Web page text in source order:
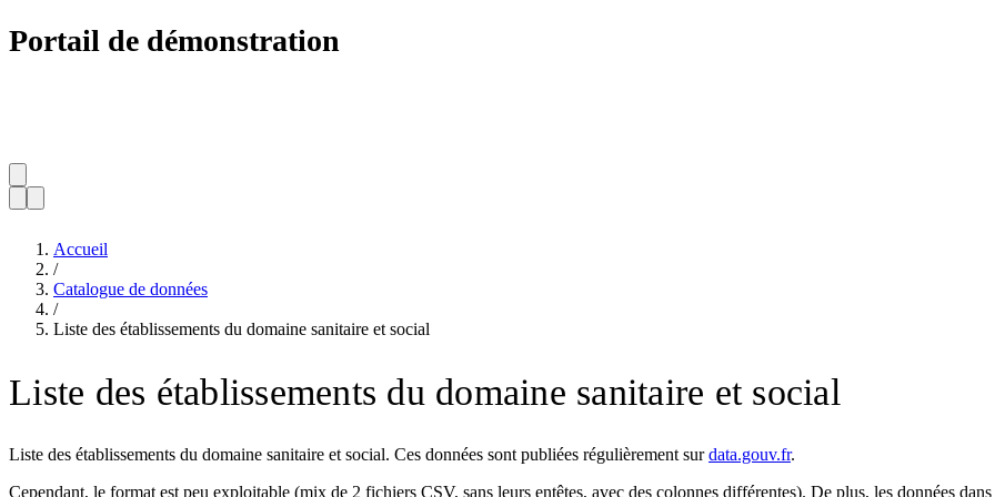
Portail de démonstration
Accueil
/
Catalogue de données
/
Liste des établissements du domaine sanitaire et social
Liste des établissements du domaine sanitaire et social
Liste des établissements du domaine sanitaire et social. Ces données sont publiées régulièrement surdata.gouv.fr.
Cependant, le format est peu exploitable (mix de 2 fichiers CSV, sans leurs entêtes, avec des colonnes différentes). De plus, les données